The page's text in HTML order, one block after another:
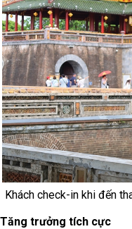
Khách check-in khi đến
Tăng trưởng tích cực